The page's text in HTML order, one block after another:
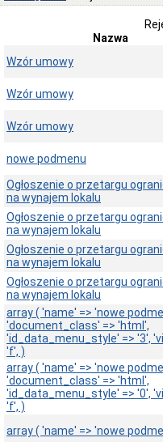
Podstawy
i
Przedmiot
i
kompetencje
Sprawozdawczość
finansowa
Statystyki
Wojewódzka
Rada
Ochrony
Zabytków
Poradnik
klienta
Jak
załatwić
sprawę
Przyjmowanie
interesantów
Opłaty
skarbowe
Szukam
legalnie
Obwieszczenia,
Nazwa
Wzór umowy
Wzór umowy
Wzór umowy
nowe podmenu
Ogłoszenie o przetargu
na wynajem lokalu
Ogłoszenie o przetargu
na wynajem lokalu
Ogłoszenie o przetargu
na wynajem lokalu
Ogłoszenie o przetargu
na wynajem lokalu
array ( 'name' => 'nowe
'document_class' => 'html',
'id_data_menu_style' => '3',
'f', )
array ( 'name' => 'nowe
'document_class' => 'html',
'id_data_menu_style' => '0',
'f', )
array ( 'name' => 'nowe